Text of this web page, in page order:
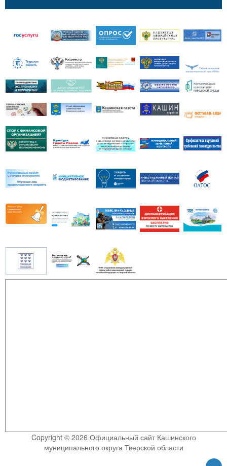
Copyright © 2026 Официальный сайт Кашинского
муниципального округа Тверской области